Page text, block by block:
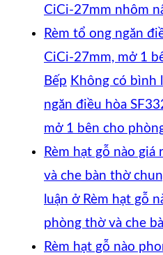
CiCi-27mm nhôm
Rèm tổ ong ngăn
CiCi-27mm, mở 1
Bếp Không có bình
ngăn điều hòa
mở 1 bên cho
Rèm hạt gỗ nào
và che bàn thờ
luận ở Rèm hạt gỗ
phòng thờ và che
Rèm hạt gỗ nào